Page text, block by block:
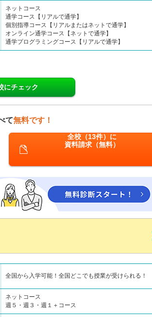
ネットコース
通学コース【リアルで通学】
個別指導コース【リアルまたはネットで通学】
オンライン通学コース【ネットで通学】
通学プログラミングコース【リアルで通学】
にチェック
て無料です！
全校（13件）に
資料請求（無料）
全国から入学可能！全国どこでも授業が受けられる！
ネットコース
週５・週３・週１＋コース